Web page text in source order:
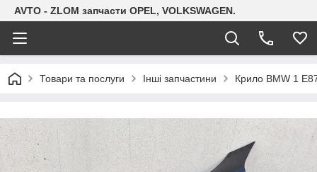
AVTO - ZLOM запчасти OPEL, VOLKSWAGEN.
Товари та послуги Інші запчастини Крило BMW 1